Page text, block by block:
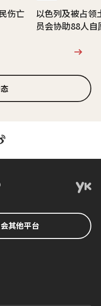
伤亡
以色列及被占领
员会协助88人
其他平台